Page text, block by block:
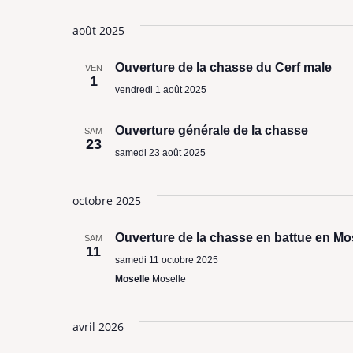
une
août 2025
VEN
1
Ouverture de la chasse du Cerf male
vendredi 1 août 2025
SAM
23
Ouverture générale de la chasse
samedi 23 août 2025
octobre 2025
SAM
11
Ouverture de la chasse en battue en
samedi 11 octobre 2025
Moselle Moselle
avril 2026